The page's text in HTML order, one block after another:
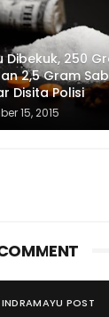
Dibekuk, 250
2,5 Gram
Disita Polisi
15, 2015
INDRAMAYU POST